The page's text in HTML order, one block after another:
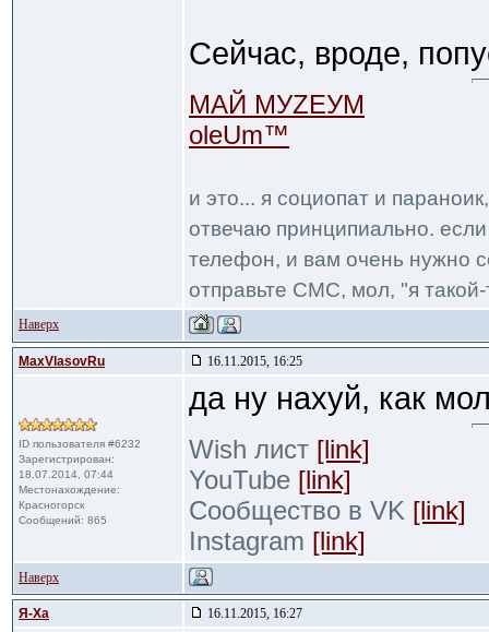
Сейчас, вроде,
МАЙ МУZЕУМ
oleUm™
и это... я социопат и
отвечаю принципиально.
телефон, и вам очень нужно
отправьте СМС, мол, "я такой-
Наверх
MaxVlasovRu 16.11.2015, 16:25
ID пользователя #6232
Зарегистрирован:
18.07.2014, 07:44
Местонахождение:
Красногорск
Сообщений: 865
да ну нахуй, как
Wish лист [link]
YouTube [link]
Сообщество в VK [link]
Instagram [link]
Наверх
Я-Ха 16.11.2015, 16:27